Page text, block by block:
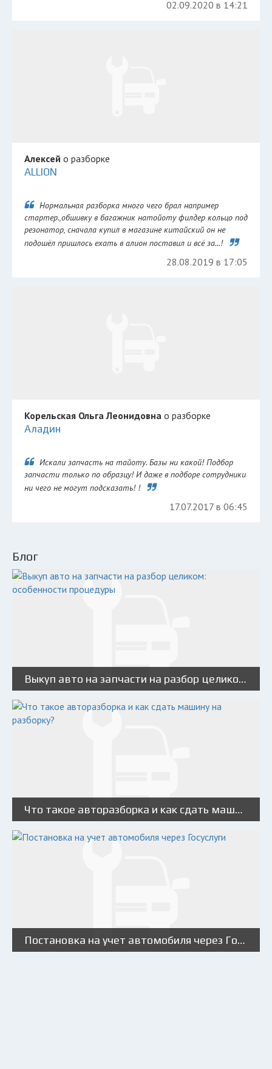
02.09.2020 в 14:21
Алексей о разборке
ALLION
Нормальная разборка много чего брал например
стартер.,обшивку в багажник натойоту филдер кольцо под
резонатор, сначала купил в магазине китайский он не
подошёл пришлось ехать в алион поставил и всё за...!
28.08.2019 в 17:05
Корельская Ольга Леонидовна о разборке
Аладин
Искали запчасть на тайоту. Базы ни какой! Подбор
запчасти только по образцу! И даже в подборе сотрудники
ни чего не могут подсказать! !
17.07.2017 в 06:45
Блог
Выкуп авто на запчасти на разбор целиком: особенности процедуры
Что такое авторазборка и как сдать машину на разборку?
Постановка на учет автомобиля через Госуслуги